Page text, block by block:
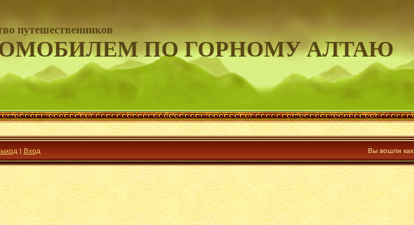
путешественников
ПО ГОРНОМУ АЛТАЮ
| Вход Вы вошли как